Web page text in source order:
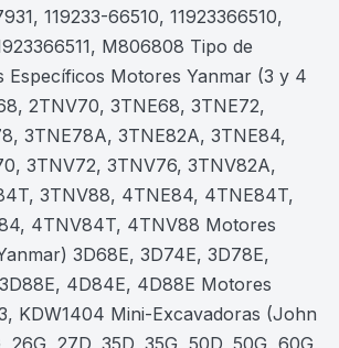
119233-66510, 11923366510,
M806808 Tipo de
Específicos Motores Yanmar (3 y 4
2TNV70, 3TNE68, 3TNE72,
3TNE78A, 3TNE82A, 3TNE84,
3TNV72, 3TNV76, 3TNV82A,
3TNV88, 4TNE84, 4TNE84T,
4TNV84T, 4TNV88 Motores
3D68E, 3D74E, 3D78E,
4D84E, 4D88E Motores
KDW1404 Mini-Excavadoras (John